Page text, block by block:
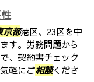
京都港区、23区を中
す。労務問題から
、契約書チェック
軽にご相談くださ